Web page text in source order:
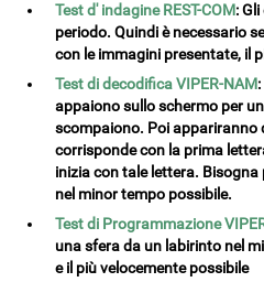
Test d' indagine REST-COM:
periodo. Quindi è necessario
con le immagini presentate, il
Test di decodifica VIPER-NAM
appaiono sullo schermo per
scompaiono. Poi appariranno
corrisponde con la prima
inizia con tale lettera.
nel minor tempo possibile.
Test di Programmazione
una sfera da un labirinto nel
e il più velocemente possibile